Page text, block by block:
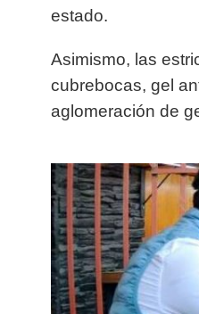
estado.
Asimismo, las
cubrebocas, gel
aglomeración de